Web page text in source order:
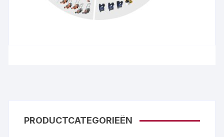
PRODUCTCATEGORIEËN